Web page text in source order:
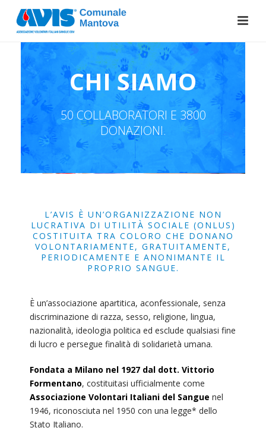
CHI SIAMO
50 COLLABORATORI E 3800
DONAZIONI.
L’AVIS È UN’ORGANIZZAZIONE NON
LUCRATIVA DI UTILITÀ SOCIALE (ONLUS)
COSTITUITA TRA COLORO CHE DONANO
VOLONTARIAMENTE, GRATUITAMENTE,
PERIODICAMENTE E ANONIMANTE IL
PROPRIO SANGUE.
È un’associazione apartitica, aconfessionale, senza
discriminazione di razza, sesso, religione, lingua,
nazionalità, ideologia politica ed esclude qualsiasi fine
di lucro e persegue finalità di solidarietà umana.
Fondata a Milano nel 1927 dal dott. Vittorio
Formentano, costituitasi ufficialmente come
Associazione Volontari Italiani del Sangue nel
1946, riconosciuta nel 1950 con una legge* dello
Stato Italiano.